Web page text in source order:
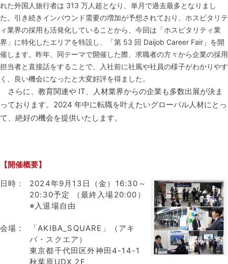
れた外国人旅行者は 313 万人超となり、単月で過去最多となりまし
た。引き続きインバウンド需要の増加が予想されており、ホスピタリテ
ィ業界の採用も活発化していることから、今回は「ホスピタリティ業
界」に特化したエリアを特設し、「第 53 回 Daijob Career Fair」を開
催します。昨年、同テーマで開催した際、求職者の方々から企業の採用
担当者と直接話をすることで、入社前に社風や社員の様子がわかりやす
く、良い機会になったと大変好評を得ました。
さらに、教育関連や IT、人材業界からの企業も多数出展が決ま
っております。2024 年中に転職を叶えたいグローバル人材にとっ
て、絶好の機会を提供いたします。
【開催概要】
日時：
2024年9月13日（金）16:30～
20:30予定 （最終入場20:00）
※入退場自由
会場：
「AKIBA_SQUARE」（アキ
バ・スクエア）
東京都千代田区外神田4-14-1
秋葉原UDX 2F